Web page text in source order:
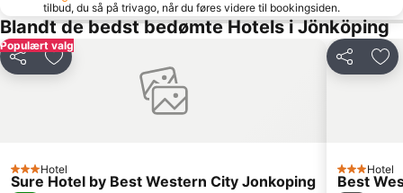
tilbud, du så på trivago, når du føres videre til bookingsiden.
Blandt de bedst bedømte Hotels i Jönköping
Populært valg
Del Føj til favoritter
3 Stjerner
Hotel
Sure Hotel by Best Western City Jonkoping
Del
3 Stjerner
Hotel
Best